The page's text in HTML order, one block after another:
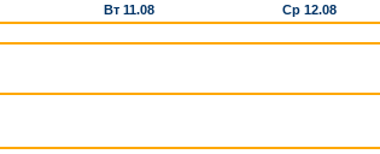
Вт 11.08 Ср 12.08